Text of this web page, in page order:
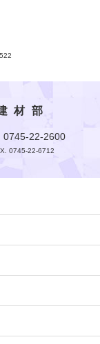
材部
0745-22-2600
0745-22-6712